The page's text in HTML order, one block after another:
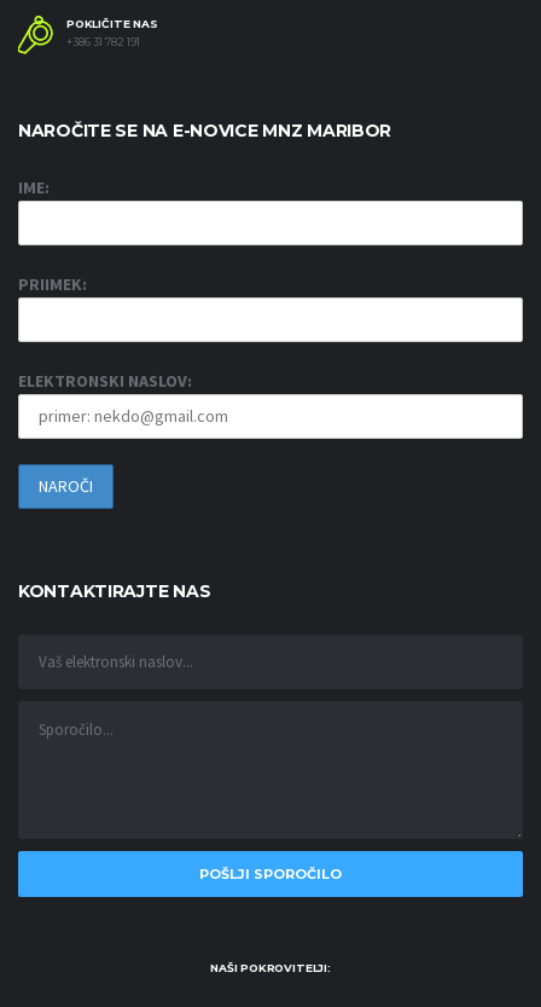
POKLIČITE NAS
+386 31 782 191
NAROČITE SE NA E-NOVICE MNZ MARIBOR
IME:
PRIIMEK:
ELEKTRONSKI NASLOV:
KONTAKTIRAJTE NAS
NAŠI POKROVITELJI: